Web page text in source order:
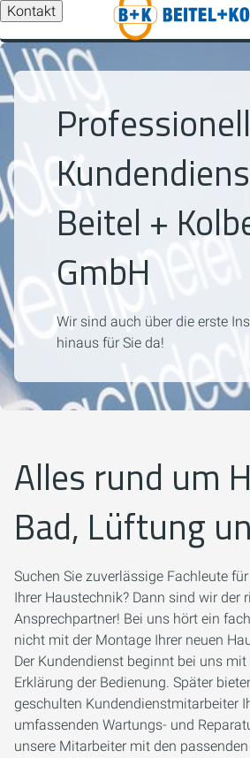
Kontakt
Beitel +
GmbH
Wir sind auch über die erste
hinaus für Sie da!
Alles rund um
Bad, Lüftung
Suchen Sie zuverlässige Fachleute
Ihrer Haustechnik? Dann sind wir der
Ansprechpartner! Bei uns hört ein
nicht mit der Montage Ihrer neuen
Der Kundendienst beginnt bei uns
Erklärung der Bedienung. Später
geschulten Kundendienstmitarbeiter
umfassenden Wartungs- und
unsere Mitarbeiter mit den